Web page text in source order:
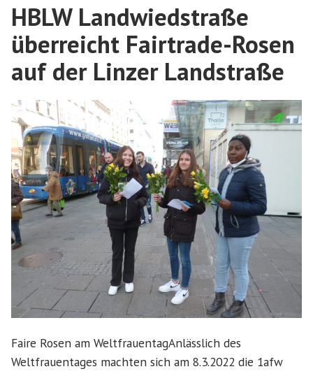
HBLW Landwiedstraße
überreicht Fairtrade-Rosen
auf der Linzer Landstraße
Faire Rosen am WeltfrauentagAnlässlich des
Weltfrauentages machten sich am 8.3.2022 die 1afw